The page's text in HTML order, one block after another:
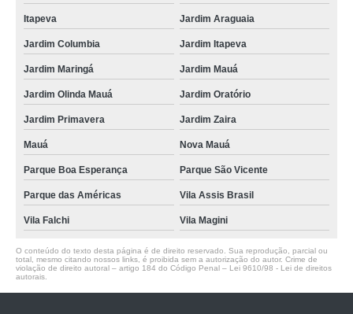
Itapeva Jardim Araguaia
Jardim Columbia Jardim Itapeva
Jardim Maringá Jardim Mauá
Jardim Olinda Mauá Jardim Oratório
Jardim Primavera Jardim Zaira
Mauá Nova Mauá
Parque Boa Esperança Parque São Vicente
Parque das Américas Vila Assis Brasil
Vila Falchi Vila Magini
O conteúdo do texto desta página é de direito reservado. Sua reprodução, parcial ou
total, mesmo citando nossos links, é proibida sem a autorização do autor. Crime de
violação de direito autoral – artigo 184 do Código Penal – Lei 9610/98 - Lei de direitos
autorais